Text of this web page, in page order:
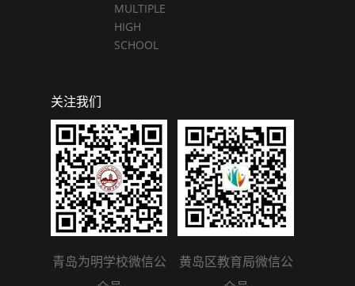
MULTIPLE
HIGH
SCHOOL
关注我们
青岛为明学校微信公
黄岛区教育局微信公